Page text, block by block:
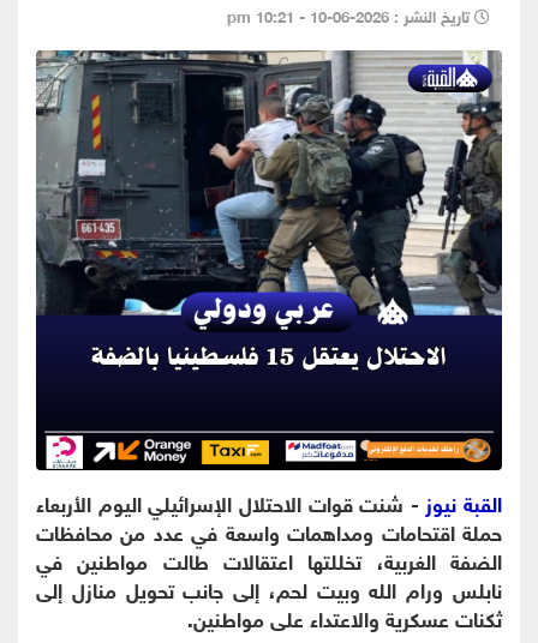
تاريخ النشر : 2026-06-10 - 10:21 pm
القبة نيوز - شنت قوات الاحتلال الإسرائيلي اليوم الأربعاء
حملة اقتحامات ومداهمات واسعة في عدد من محافظات
الضفة الغربية، تخللتها اعتقالات طالت مواطنين في
نابلس ورام الله وبيت لحم، إلى جانب تحويل منازل إلى
ثكنات عسكرية والاعتداء على مواطنين.